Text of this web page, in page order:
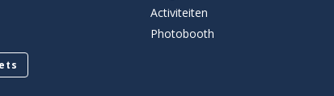
Activiteiten
Photobooth